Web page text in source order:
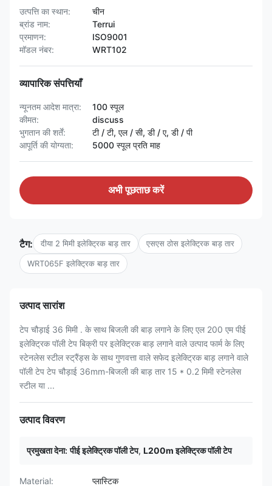
उत्पत्ति का स्थान:
चीन
ब्रांड नाम:
Terrui
प्रमाणन:
ISO9001
मॉडल नंबर:
WRT102
व्यापारिक संपत्तियाँ
न्यूनतम आदेश मात्रा:
100 स्पूल
कीमत:
discuss
भुगतान की शर्तें:
टी / टी, एल / सी, डी / ए, डी / पी
आपूर्ति की योग्यता:
5000 स्पूल प्रति माह
अभी पूछताछ करें
टैग: दीया 2 मिमी इलेक्ट्रिक बाड़ तार एसएस ठोस इलेक्ट्रिक बाड़ तार
WRT065F इलेक्ट्रिक बाड़ तार
उत्पाद सारांश
टेप चौड़ाई 36 मिमी . के साथ बिजली की बाड़ लगाने के लिए एल 200 एम पीई
इलेक्ट्रिक पॉली टेप बिक्री पर इलेक्ट्रिक बाड़ लगाने वाले उत्पाद फार्म के लिए
स्टेनलेस स्टील स्ट्रैंड्स के साथ गुणवत्ता वाले सफेद इलेक्ट्रिक बाड़ लगाने वाले
पॉली टेप टेप चौड़ाई 36mm-बिजली की बाड़ तार 15 * 0.2 मिमी स्टेनलेस
स्टील या ...
उत्पाद विवरण
प्रमुखता देना: पीई इलेक्ट्रिक पॉली टेप, L200m इलेक्ट्रिक पॉली टेप
Material:
प्लास्टिक